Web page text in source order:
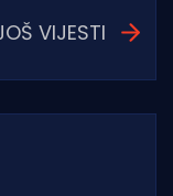
VIJESTI